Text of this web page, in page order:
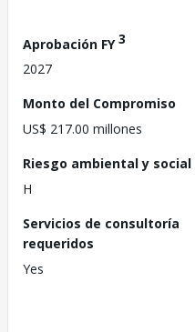
Aprobación FY3
2027
Monto del Compromiso
US$ 217.00 millones
Riesgo ambiental y social
H
Servicios de consultoría
requeridos
Yes